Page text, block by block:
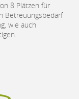
8 Plätzen für
Betreuungsbedarf
wie auch